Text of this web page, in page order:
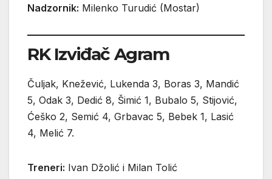
Nadzornik: Milenko Turudić (Mostar)
RK Izviđač Agram
Čuljak, Knežević, Lukenda 3, Boras 3, Mandić
5, Odak 3, Dedić 8, Šimić 1, Bubalo 5, Stijović,
Ćeško 2, Semić 4, Grbavac 5, Bebek 1, Lasić
4, Melić 7.
Treneri: Ivan Džolić i Milan Tolić